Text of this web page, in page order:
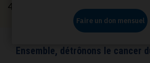
4 mars 2024
Ensemble, détrônons le cancer